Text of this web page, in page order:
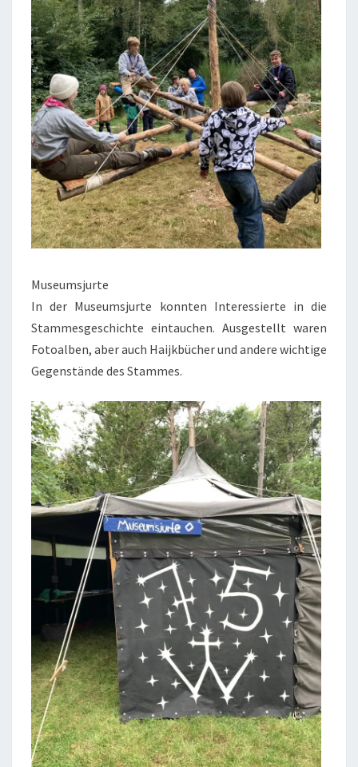
Museumsjurte
In der Museumsjurte konnten Interessierte in die
Stammesgeschichte eintauchen. Ausgestellt waren
Fotoalben, aber auch Haijkbücher und andere wichtige
Gegenstände des Stammes.